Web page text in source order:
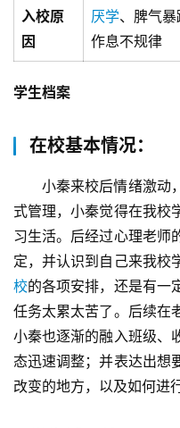
关
入校原
因
厌学、脾气暴
作息不规律
学生档案
在校基本情况：
小秦来校后情绪激动
式管理，小秦觉得在我校
习生活。后经过心理老师
定，并认识到自己来我校
校的各项安排，还是有一
任务太累太苦了。后续在
小秦也逐渐的融入班级、
态迅速调整；并表达出想
改变的地方，以及如何进